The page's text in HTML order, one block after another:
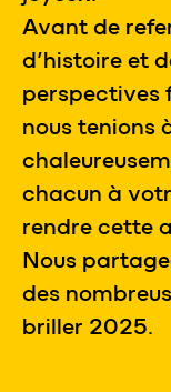
Avant de
d’histoire et
perspectives
nous tenions
chacun à
rendre cette
Nous
des
briller 2025.